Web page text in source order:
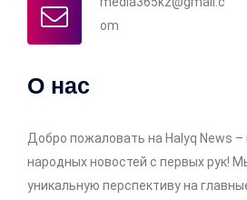
om
О нас
Добро пожаловать на Halyq News
народных новостей с первых рук!
уникальную перспективу на